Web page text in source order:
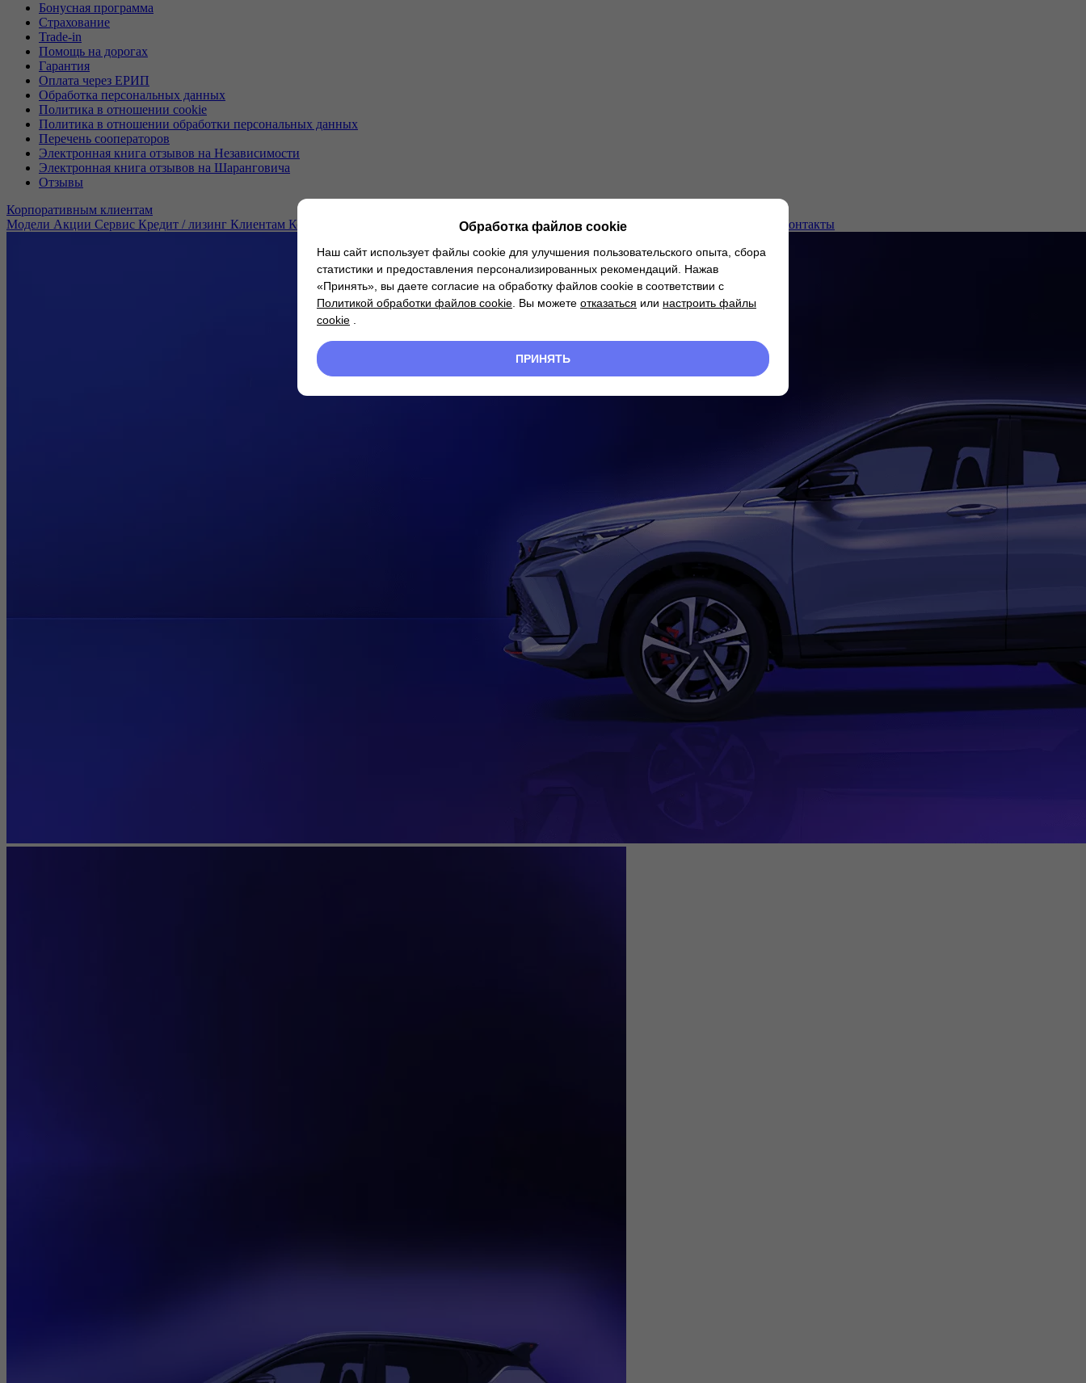
Бонусная программа
Страхование
Trade-in
Помощь на дорогах
Гарантия
Оплата через ЕРИП
Обработка персональных данных
Политика в отношении cookie
Политика в отношении обработки персональных данных
Перечень сооператоров
Электронная книга отзывов на Независимости
Электронная книга отзывов на Шаранговича
Отзывы
Корпоративным клиентам
Модели Акции Сервис Кредит / лизинг Клиентам Корпоративным клиентам О дилерских центрахНовостиРуководство по эксплуатации Контакты
Обработка файлов cookie
Наш сайт использует файлы cookie для улучшения пользовательского опыта, сбора
статистики и предоставления персонализированных рекомендаций. Нажав
«Принять», вы даете согласие на обработку файлов cookie в соответствии с
Политикой обработки файлов cookie . Вы можете отказаться или настроить файлы
cookie
ПРИНЯТЬ